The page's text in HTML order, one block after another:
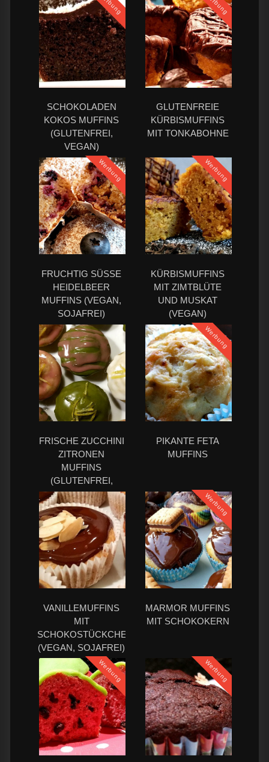
SCHOKOLADEN
KOKOS MUFFINS
(GLUTENFREI,
VEGAN)
GLUTENFREIE
KÜRBISMUFFINS
MIT TONKABOHNE
Werbung
FRUCHTIG SÜSSE H
EIDELBEER M
UFFINS (VEGAN, S
OJAFREI)
Werbung
KÜRBISMUFFINS
MIT ZIMTBLÜTE
UND MUSKAT
(VEGAN)
FRISCHE ZUCCHINI
ZITRONEN
MUFFINS
(GLUTENFREI,
VEGAN)
Werbung
PIKANTE FETA
MUFFINS
VANILLEMUFFINS
MIT
SCHOKOSTÜCKCHEN
(VEGAN, SOJAFREI)
Werbung
MARMOR MUFFINS
MIT SCHOKOKERN
Werbung Werbung